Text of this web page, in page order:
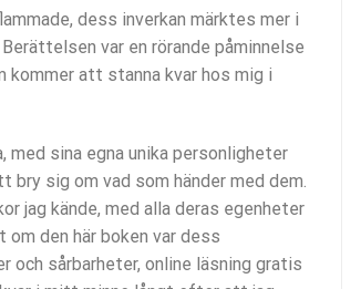
dess inverkan märktes mer i
var en rörande påminnelse
att stanna kvar hos mig i
med sina egna unika personligheter
sig om vad som händer med dem.
jag kände, med alla deras egenheter
den här boken var dess
och sårbarheter, online läsning gratis